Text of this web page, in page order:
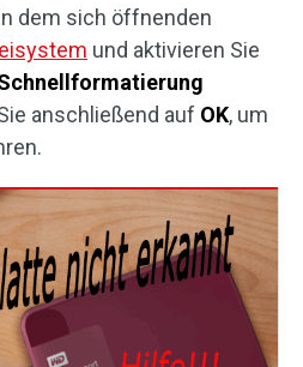
dem sich öffnenden
und aktivieren Sie
anschließend auf OK, um